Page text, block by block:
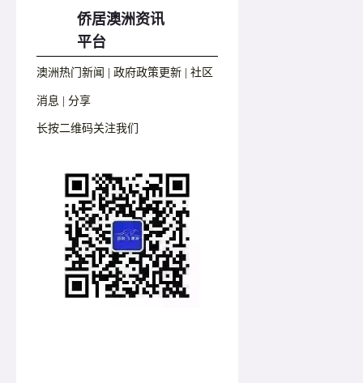
侨居澳洲资讯
平台
澳洲热门新闻 | 政府政策更新 | 社区
消息 | 分享
长按二维码关注我们